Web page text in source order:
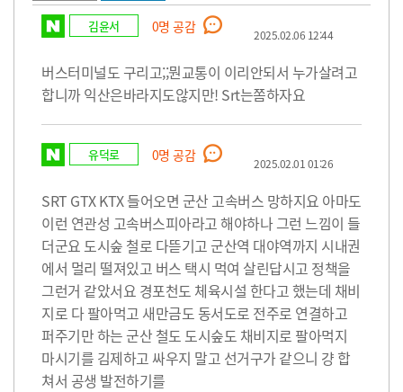
김윤서 0명 공감 2025.02.06 12:44
버스터미널도 구리고;;뭔교통이 이리안되서 누가살려고
합니까 익산은바라지도않지만! Srt는쫌하자요
유덕로 0명 공감 2025.02.01 01:26
SRT GTX KTX 들어오면 군산 고속버스 망하지요 아마도
이런 연관성 고속버스피아라고 해야하나 그런 느낌이 들
더군요 도시숲 철로 다뜯기고 군산역 대야역까지 시내권
에서 멀리 떨져있고 버스 택시 먹여 살린답시고 정책을
그런거 같았서요 경포천도 체육시설 한다고 했는데 채비
지로 다 팔아먹고 새만금도 동서도로 전주로 연결하고
퍼주기만 하는 군산 철도 도시숲도 채비지로 팔아먹지
마시기를 김제하고 싸우지 말고 선거구가 같으니 걍 합
쳐서 공생 발전하기를